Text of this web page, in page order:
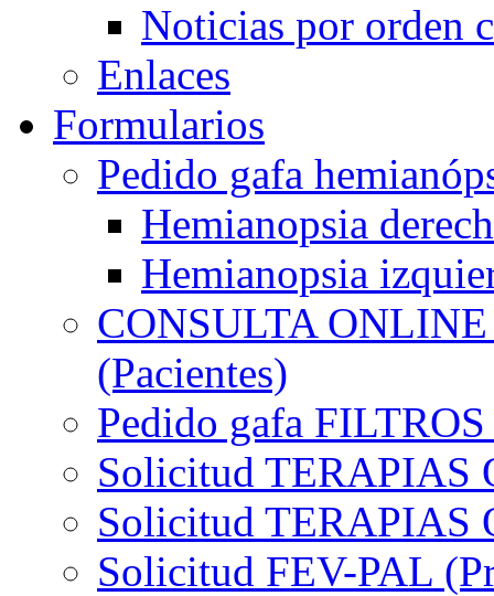
Noticias por orden
Enlaces
Formularios
Pedido gafa
Hemianopsia
Hemianopsia
CONSULTA
(Pacientes)
Pedido gafa
Solicitud TERAPIAS
Solicitud TERAPIAS
Solicitud FEV-PAL